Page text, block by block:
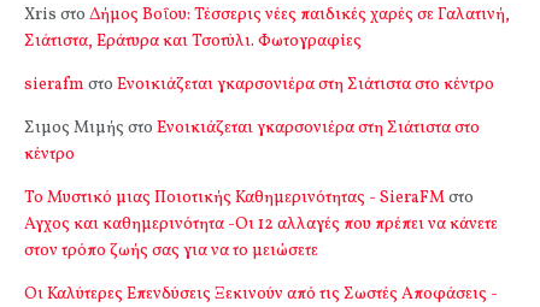
Xris στο Δήμος Βοΐου: Τέσσερις νέες παιδικές χαρές σε Γαλατινή,
Σιάτιστα, Εράτυρα και Τσοτύλι. Φωτογραφίες
sierafm στο Ενοικιάζεται γκαρσονιέρα στη Σιάτιστα στο κέντρο
Σιμος Μιμής στο Ενοικιάζεται γκαρσονιέρα στη Σιάτιστα στο
κέντρο
Το Μυστικό μιας Ποιοτικής Καθημερινότητας - SieraFMστο
Αγχος και καθημερινότητα -Οι 12 αλλαγές που πρέπει να κάνετε
στον τρόπο ζωής σας για να το μειώσετε
Οι Καλύτερες Επενδύσεις Ξεκινούν από τις Σωστές Αποφάσεις -